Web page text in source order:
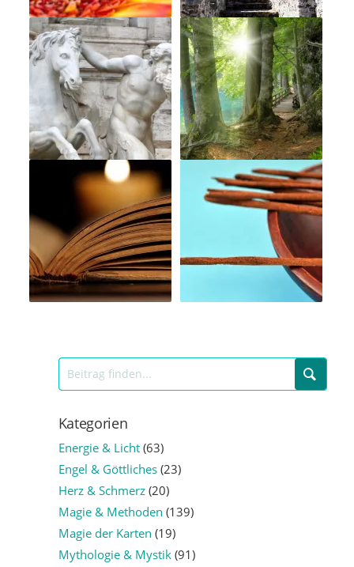
Kategorien
Energie & Licht(63)
Engel & Göttliches(23)
Herz & Schmerz(20)
Magie & Methoden (139)
Magie der Karten (19)
Mythologie & Mystik(91)